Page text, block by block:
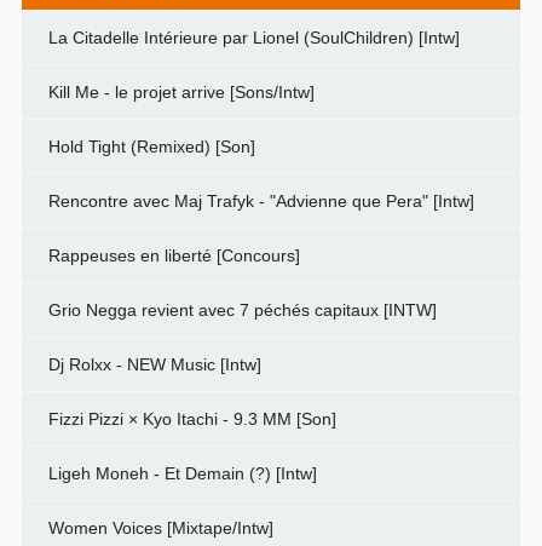
La Citadelle Intérieure par Lionel (SoulChildren) [Intw]
Kill Me - le projet arrive [Sons/Intw]
Hold Tight (Remixed) [Son]
Rencontre avec Maj Trafyk - "Advienne que Pera" [Intw]
Rappeuses en liberté [Concours]
Grio Negga revient avec 7 péchés capitaux [INTW]
Dj Rolxx - NEW Music [Intw]
Fizzi Pizzi × Kyo Itachi - 9.3 MM [Son]
Ligeh Moneh - Et Demain (?) [Intw]
Women Voices [Mixtape/Intw]